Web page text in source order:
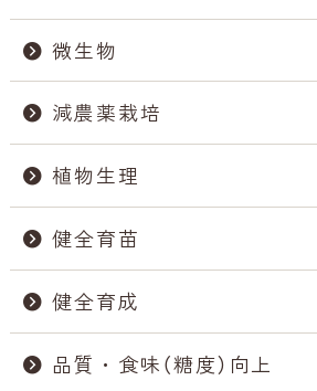
微生物
減農薬栽培
植物生理
健全育苗
健全育成
品質・食味（糖度）向上